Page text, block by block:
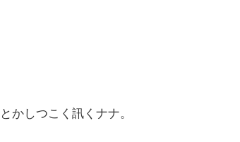
かしつこく訊くナナ。